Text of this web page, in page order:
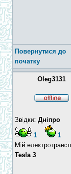
Повернутися до
початку
Oleg3131
Звідки: Дніпро
1
1
Мій
Tesla 3